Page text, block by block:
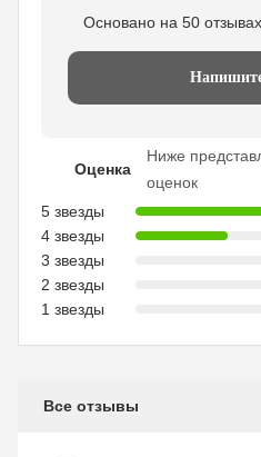
Основано на 50
Оценка
Ниже
оценок
5 звезды
4 звезды
3 звезды
2 звезды
1 звезды
Все отзывы